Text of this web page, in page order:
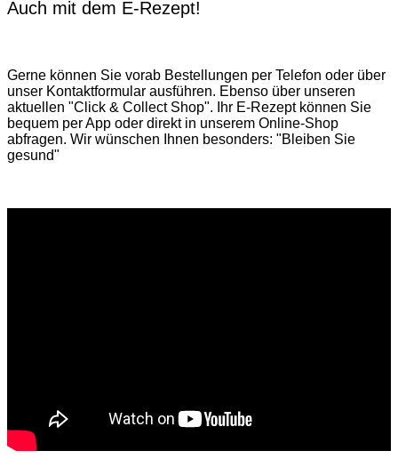
Auch mit dem E-Rezept!
Gerne können Sie vorab Bestellungen per Telefon oder über
unser Kontaktformular ausführen. Ebenso über unseren
aktuellen "Click & Collect Shop". Ihr E-Rezept können Sie
bequem per App oder direkt in unserem Online-Shop
abfragen. Wir wünschen Ihnen besonders: "Bleiben Sie
gesund"